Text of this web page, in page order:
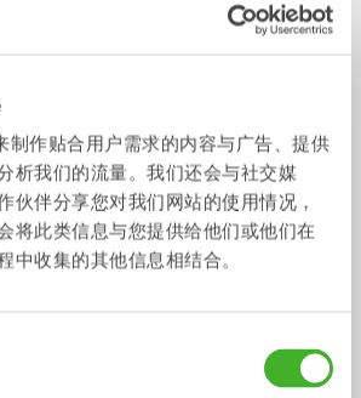
制作贴合用户需求的内容与广告、提供
析我们的流量。我们还会与社交媒
伙伴分享您对我们网站的使用情况，
将此类信息与您提供给他们或他们在
中收集的其他信息相结合。
SQ型焊接式适配器
3-70吨
SQ型螺栓固定式适配器
5-70 吨